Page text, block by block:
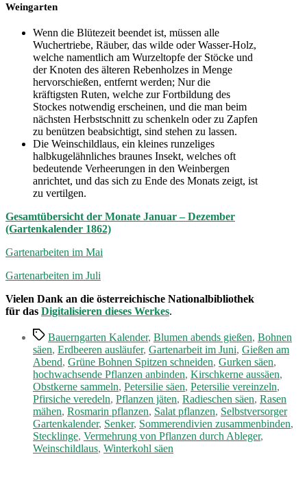
Weingarten
Wenn die Blütezeit beendet ist, müssen alle
Wuchertriebe, Räuber, das wilde oder Wasser-Holz,
welche namentlich am Wurzeltopfe der Stöcke und
der Knoten des älteren Rebenholzes in Menge
hervorschießen, entfernt werden; Nur die
kräftigsten Ruten, welche zur Fortbildung des
Stockes notwendig erscheinen, und die man beim
nächsten Herbstschnitt zu schenkeln oder zu Zapfen
zu benützen beabsichtigt, sind stehen zu lassen.
Die Weinschildlaus, ein kleines runzeliges
halbkugelähnliches braunes Insekt, welches oft
bedeutende Verheerungen in den Weinbergen
anrichtet, und das sich zu Ende des Monats zeigt, ist
zu vertilgen.
Gesamtübersicht der Monate Januar – Dezember
(Gartenkalender 1862)
Gartenarbeiten im Mai
Gartenarbeiten im Juli
Vielen Dank an die österreichische Nationalbibliothek
für das Digitalisieren dieses Werkes.
Schlagwörter
Bauerngarten Kalender, Blumen abends gießen, Bohnen
säen, Erdbeeren ausläufer, Gartenarbeit im Juni, Gießen am
Abend, Grüne Bohnen Spitzen schneiden, Gurken säen,
hochwachsende Pflanzen anbinden, Kirschkerne aussäen,
Obstkerne sammeln, Petersilie säen, Petersilie vereinzeln,
Pfirsiche veredeln, Pflanzen jäten, Radieschen säen, Rasen
mähen, Rosmarin pflanzen, Salat pflanzen, Selbstversorger
Gartenkalender, Senker, Sommerendivien zusammenbinden,
Stecklinge, Vermehrung von Pflanzen durch Ableger,
Weinschildlaus, Winterkohl säen